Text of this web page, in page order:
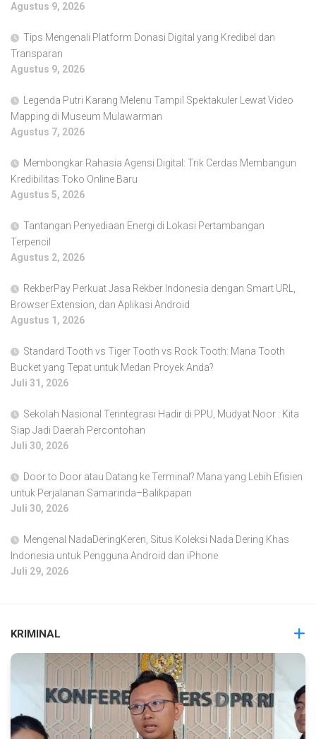
Agustus 9, 2026
Tips Mengenali Platform Donasi Digital yang Kredibel dan
Transparan
Agustus 9, 2026
Legenda Putri Karang Melenu Tampil Spektakuler Lewat Video
Mapping di Museum Mulawarman
Agustus 7, 2026
Membongkar Rahasia Agensi Digital: Trik Cerdas Membangun
Kredibilitas Toko Online Baru
Agustus 5, 2026
Tantangan Penyediaan Energi di Lokasi Pertambangan
Terpencil
Agustus 2, 2026
RekberPay Perkuat Jasa Rekber Indonesia dengan Smart URL,
Browser Extension, dan Aplikasi Android
Agustus 1, 2026
Standard Tooth vs Tiger Tooth vs Rock Tooth: Mana Tooth
Bucket yang Tepat untuk Medan Proyek Anda?
Juli 31, 2026
Sekolah Nasional Terintegrasi Hadir di PPU, Mudyat Noor : Kita
Siap Jadi Daerah Percontohan
Juli 30, 2026
Door to Door atau Datang ke Terminal? Mana yang Lebih Efisien
untuk Perjalanan Samarinda–Balikpapan
Juli 30, 2026
Mengenal NadaDeringKeren, Situs Koleksi Nada Dering Khas
Indonesia untuk Pengguna Android dan iPhone
Juli 29, 2026
KRIMINAL